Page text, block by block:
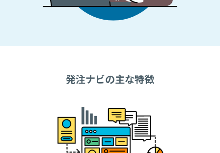
発注ナビの主な特徴